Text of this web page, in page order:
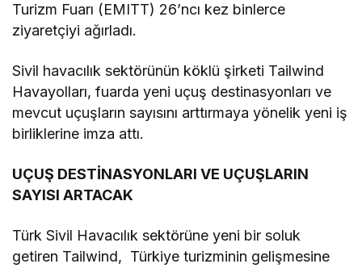
Turizm Fuarı (EMITT) 26’ncı kez binlerce
ziyaretçiyi ağırladı.
Sivil havacılık sektörünün köklü şirketi Tailwind
Havayolları, fuarda yeni uçuş destinasyonları ve
mevcut uçuşların sayısını arttırmaya yönelik yeni iş
birliklerine imza attı.
UÇUŞ DESTİNASYONLARI VE UÇUŞLARIN
SAYISI ARTACAK
Türk Sivil Havacılık sektörüne yeni bir soluk
getiren Tailwind, Türkiye turizminin gelişmesine